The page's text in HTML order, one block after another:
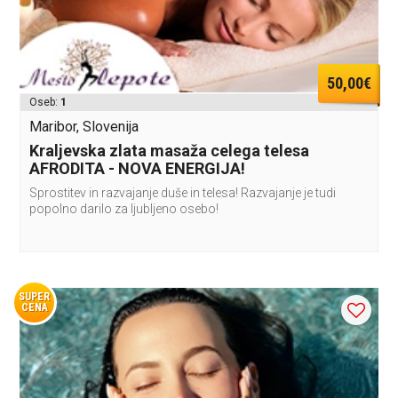
50,00€
Oseb: 1
Maribor, Slovenija
Kraljevska zlata masaža celega telesa
AFRODITA - NOVA ENERGIJA!
Sprostitev in razvajanje duše in telesa! Razvajanje je tudi
popolno darilo za ljubljeno osebo!
SUPER
CENA